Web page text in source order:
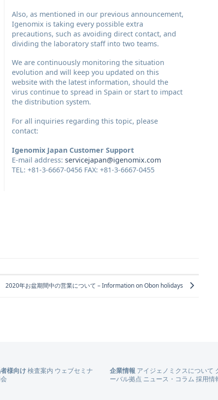
Also, as mentioned in our previous announcement,
Igenomix is taking every possible extra
precautions, such as avoiding direct contact, and
dividing the laboratory staff into two teams.
We are continuously monitoring the situation
evolution and will keep you updated on this
website with the latest information, should the
virus continue to spread in Spain or start to impact
the distribution system.
For all inquiries regarding this topic, please
contact:
Igenomix Japan Customer Support
E-mail address: servicejapan@igenomix.com
TEL: +81-3-6667-0456 FAX: +81-3-6667-0455
2020年お盆期間中の営業について – Information on Obon holidays
様向け検査案内 ウェブセミナ
企業情報 アイジェノミクスについて
ーバル拠点 ニュース ・ コラム 採用情